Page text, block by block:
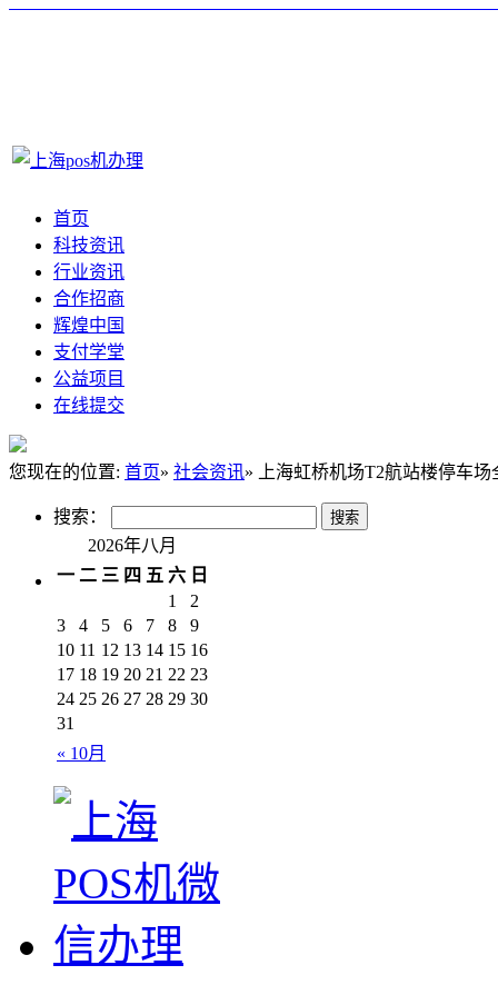
首页
科技资讯
行业资讯
合作招商
辉煌中国
支付学堂
公益项目
在线提交
您现在的位置: 首页» 社会资讯» 上海虹桥机场T2航站楼停车
搜索：
2026年八月
一 二 三 四 五 六 日
« 10月
1
2
3
4 5 6 7 8
9
10 11 12 13 14 15 16
17 18 19 20 21 22 23
24 25 26 27 28 29 30
31